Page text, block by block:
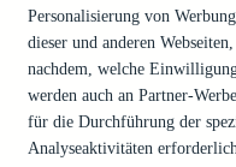
Personalisierung von
dieser und anderen
nachdem, welche
werden auch an Partner-
für die Durchführung der
Analyseaktivitäten